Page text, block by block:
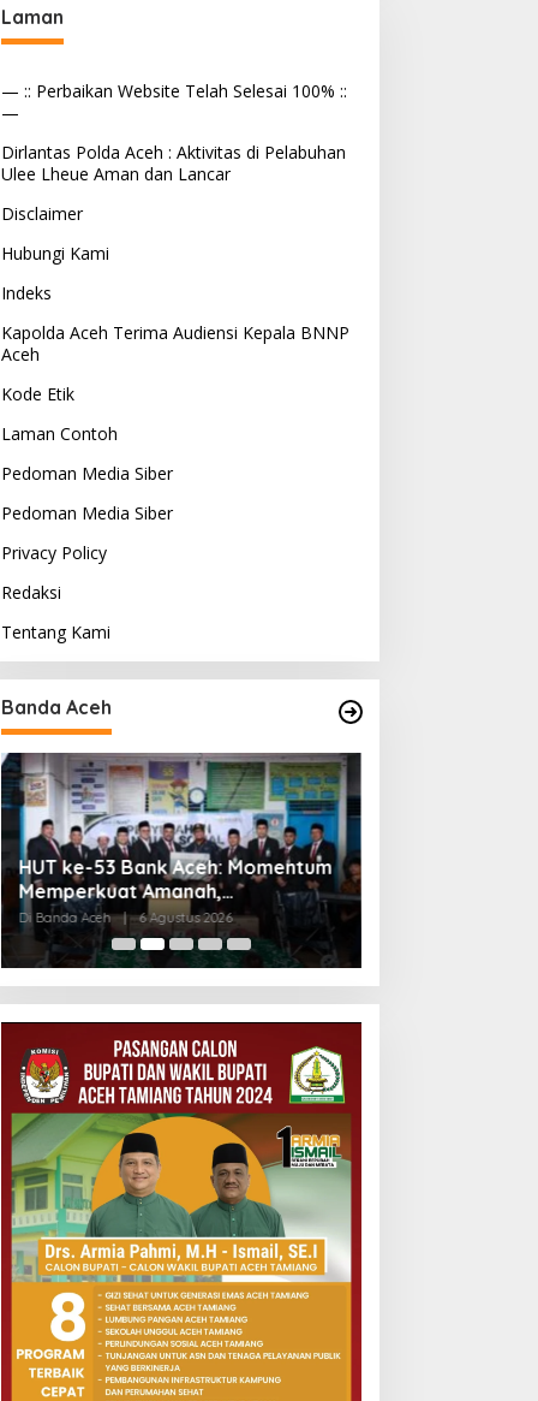
Bagi Aceh
Laman
— :: Perbaikan Website Telah Selesai 100% ::
—
Dirlantas Polda Aceh : Aktivitas di Pelabuhan
Ulee Lheue Aman dan Lancar
Disclaimer
Hubungi Kami
Indeks
Kapolda Aceh Terima Audiensi Kepala BNNP
Aceh
Kode Etik
Laman Contoh
Pedoman Media Siber
Pedoman Media Siber
Privacy Policy
Redaksi
Tentang Kami
Banda Aceh
HUT ke-53 Bank Aceh: Momentum
Memperkuat Amanah,
Menumbuhkan Keberkahan Bagi
Aceh
Di Banda Aceh | 6 Agustus 2026